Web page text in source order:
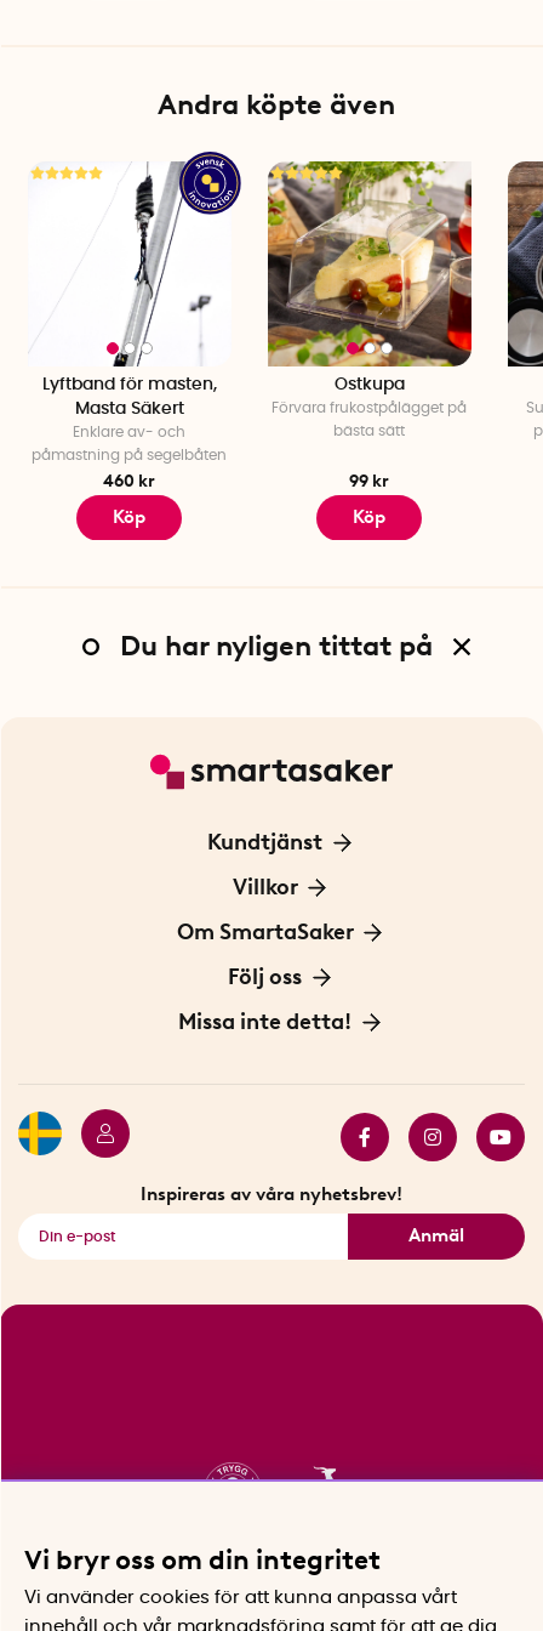
Andra köpte även
Lyftband för masten,
Masta Säkert
Enklare av- och
påmastning på segelbåten
460 kr
Köp
Ostkupa
Förvara frukostpålägget på
bästa sätt
99 kr
Köp
Du har nyligen tittat på
Kundtjänst
Kontakta oss
För Företag
Villkor
Frakt och leverans
Personuppgiftspolicy
Om SmartaSaker
Om oss
Vår historia
Följ oss
Blogg: Smarta tips
Missa inte detta!
Inspireras av våra nyhetsbrev!
Anmäl
Vi bryr oss om din integritet
Vi använder cookies för att kunna anpassa vårt
innehåll och vår marknadsföring samt för att ge dig